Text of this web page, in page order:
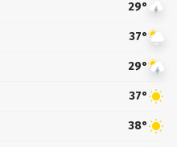
29°
37°
29°
37°
38°